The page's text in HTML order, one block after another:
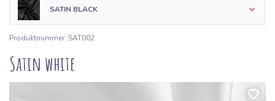
SATIN BLACK
Produktnummer: SAT002
Satin white